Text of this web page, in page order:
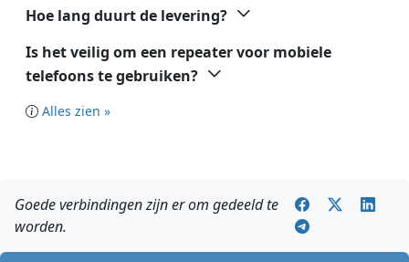
Hoe lang duurt de levering?
Is het veilig om een repeater voor mobiele
telefoons te gebruiken?
Alles zien »
Goede verbindingen zijn er om gedeeld te
worden.